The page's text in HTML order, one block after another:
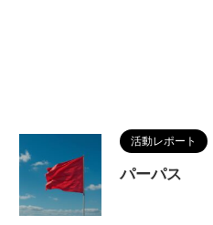
活動レポート
パーパス